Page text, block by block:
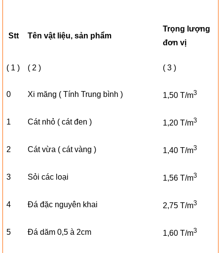
Stt Tên vật liệu, sản phẩm
Trọng lượng
đơn vị
( 1 ) ( 2 ) ( 3 )
0 Xi măng ( Tính Trung bình ) 1,50 T/m3
1 Cát nhỏ ( cát đen ) 1,20 T/m3
2 Cát vừa ( cát vàng ) 1,40 T/m3
3 Sỏi các loại 1,56 T/m3
4 Đá đặc nguyên khai 2,75 T/m3
5 Đá dăm 0,5 à 2cm 1,60 T/m3